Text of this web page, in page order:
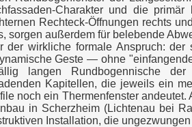
Charakter und die
Rechteck-Öffnungen rechts
sorgen außerdem für belebende
wirkliche formale Anspruch: der
Geste — ohne
langen Rundbogennische
Kapitellen, die jeweils ein
noch ein Thermenfenster
in Scherzheim (Lichtenau bei
Installation, die